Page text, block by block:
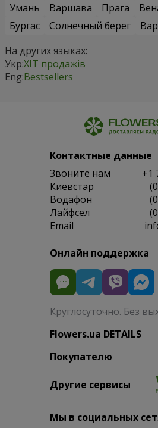
Умань
Варшава Прага
Бургас
Солнечный берег
На других языках:
Укр:ХІТ продажів
Eng:Bestsellers
Контактные данные
Звоните нам
+1
Киевстар
Водафон
Лайфсел
Email
Онлайн поддержка
Круглосуточно. Без
Flowers.ua DETAILS
Покупателю
Другие сервисы
Мы в социальных